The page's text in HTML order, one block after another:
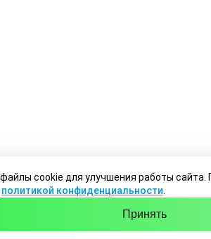
cookie для улучшения работы сайта.
политикой конфиденциальности
Принять